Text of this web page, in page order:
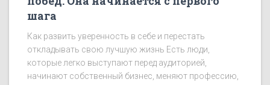
шага
Как развить уверенность в себе и перестать
откладывать свою лучшую жизнь Есть люди,
которые легко выступают перед аудиторией,
начинают собственный бизнес, меняют профессию,